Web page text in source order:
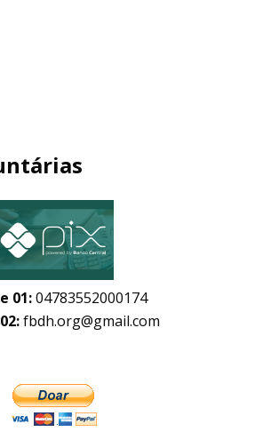
01:04783552000174
fbdh.org@gmail.com